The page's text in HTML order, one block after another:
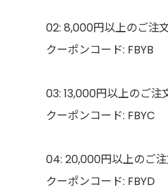
02: 8,000円以上のご注
クーポンコード: FBYB
03: 13,000円以上のご注
クーポンコード: FBYC
04: 20,000円以上のご
クーポンコード: FBYD